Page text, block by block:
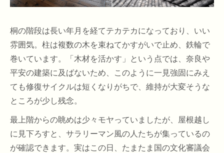
桐の階段は長い年月を経てテカテカになっており、いい
雰囲気。柱は複数の木を束ねてかすがいで止め、鉄輪で
巻いています。「木材を活かす」という点では、奈良や
平安の建築に及ばないため、このように一見強固にみえ
ても修復サイクルは短くなりがちで、維持が大変そうな
ところが少し残念。
最上階からの眺めは少々モヤっていましたが、屋根越し
に見下ろすと、サラリーマン風の人たちが集っているの
が確認できます。実はこの日、たまたま国の文化審議会